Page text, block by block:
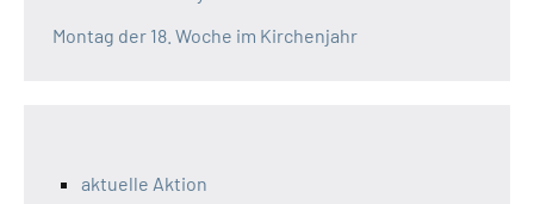
Montag der 18. Woche im Kirchenjahr
aktuelle Aktion